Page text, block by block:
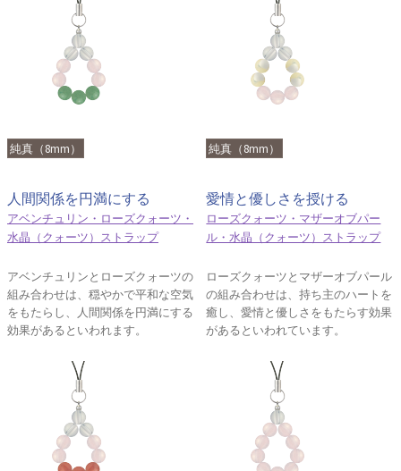
純真（8mm）
人間関係を円満にする
アベンチュリン・ローズクォーツ・
水晶（クォーツ）ストラップ
アベンチュリンとローズクォーツの
組み合わせは、穏やかで平和な空気
をもたらし、人間関係を円満にする
効果があるといわれます。
純真（8mm）
愛情と優しさを授ける
ローズクォーツ・マザーオブパー
ル・水晶（クォーツ）ストラップ
ローズクォーツとマザーオブパール
の組み合わせは、持ち主のハートを
癒し、愛情と優しさをもたらす効果
があるといわれています。